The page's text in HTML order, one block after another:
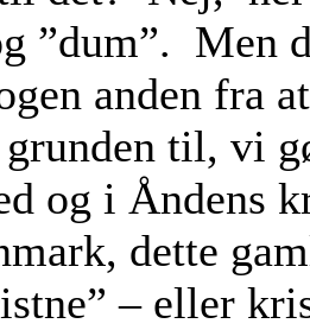
”dum”. Men
anden fra
til, vi
og i Åndens
dette
– eller